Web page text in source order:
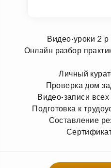
Видео-уроки 2 р
Онлайн разбор
Личный
Проверка дом
Видео-записи всех
Подготовка к
Составление